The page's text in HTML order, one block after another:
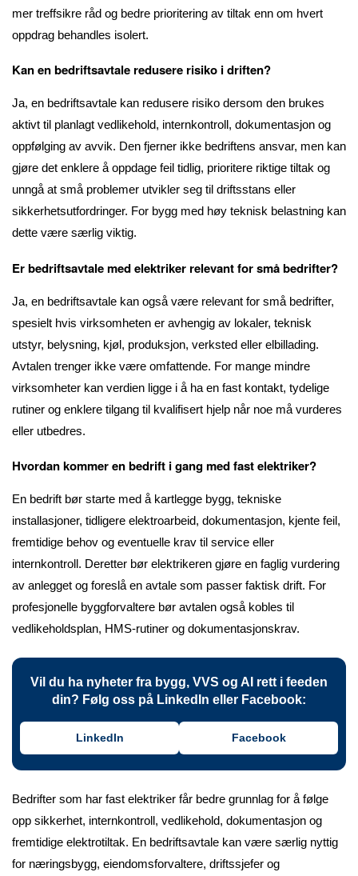
mer treffsikre råd og bedre prioritering av tiltak enn om hvert
oppdrag behandles isolert.
Kan en bedriftsavtale redusere risiko i driften?
Ja, en bedriftsavtale kan redusere risiko dersom den brukes
aktivt til planlagt vedlikehold, internkontroll, dokumentasjon og
oppfølging av avvik. Den fjerner ikke bedriftens ansvar, men kan
gjøre det enklere å oppdage feil tidlig, prioritere riktige tiltak og
unngå at små problemer utvikler seg til driftsstans eller
sikkerhetsutfordringer. For bygg med høy teknisk belastning kan
dette være særlig viktig.
Er bedriftsavtale med elektriker relevant for små bedrifter?
Ja, en bedriftsavtale kan også være relevant for små bedrifter,
spesielt hvis virksomheten er avhengig av lokaler, teknisk
utstyr, belysning, kjøl, produksjon, verksted eller elbillading.
Avtalen trenger ikke være omfattende. For mange mindre
virksomheter kan verdien ligge i å ha en fast kontakt, tydelige
rutiner og enklere tilgang til kvalifisert hjelp når noe må vurderes
eller utbedres.
Hvordan kommer en bedrift i gang med fast elektriker?
En bedrift bør starte med å kartlegge bygg, tekniske
installasjoner, tidligere elektroarbeid, dokumentasjon, kjente feil,
fremtidige behov og eventuelle krav til service eller
internkontroll. Deretter bør elektrikeren gjøre en faglig vurdering
av anlegget og foreslå en avtale som passer faktisk drift. For
profesjonelle byggforvaltere bør avtalen også kobles til
vedlikeholdsplan, HMS-rutiner og dokumentasjonskrav.
Vil du ha nyheter fra bygg, VVS og AI rett i feeden
din? Følg oss på LinkedIn eller Facebook:
LinkedIn Facebook
Bedrifter som har fast elektriker får bedre grunnlag for å følge
opp sikkerhet, internkontroll, vedlikehold, dokumentasjon og
fremtidige elektrotiltak. En bedriftsavtale kan være særlig nyttig
for næringsbygg, eiendomsforvaltere, driftssjefer og